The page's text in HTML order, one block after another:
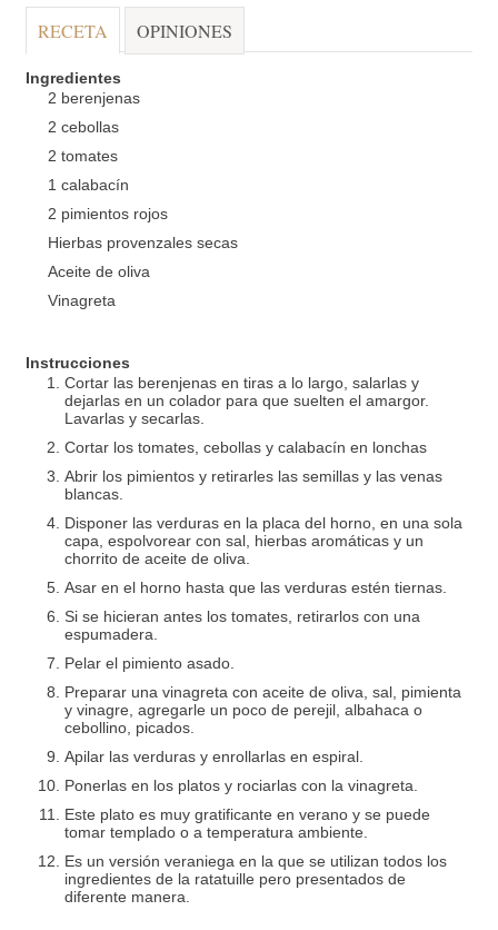
RECETA OPINIONES
Ingredientes
2 berenjenas
2 cebollas
2 tomates
1 calabacín
2 pimientos rojos
Hierbas provenzales secas
Aceite de oliva
Vinagreta
Instrucciones
Cortar las berenjenas en tiras a lo largo, salarlas y
dejarlas en un colador para que suelten el amargor.
Lavarlas y secarlas.
Cortar los tomates, cebollas y calabacín en lonchas
Abrir los pimientos y retirarles las semillas y las venas
blancas.
Disponer las verduras en la placa del horno, en una sola
capa, espolvorear con sal, hierbas aromáticas y un
chorrito de aceite de oliva.
Asar en el horno hasta que las verduras estén tiernas.
Si se hicieran antes los tomates, retirarlos con una
espumadera.
Pelar el pimiento asado.
Preparar una vinagreta con aceite de oliva, sal, pimienta
y vinagre, agregarle un poco de perejil, albahaca o
cebollino, picados.
Apilar las verduras y enrollarlas en espiral.
Ponerlas en los platos y rociarlas con la vinagreta.
Este plato es muy gratificante en verano y se puede
tomar templado o a temperatura ambiente.
Es un versión veraniega en la que se utilizan todos los
ingredientes de la ratatuille pero presentados de
diferente manera.